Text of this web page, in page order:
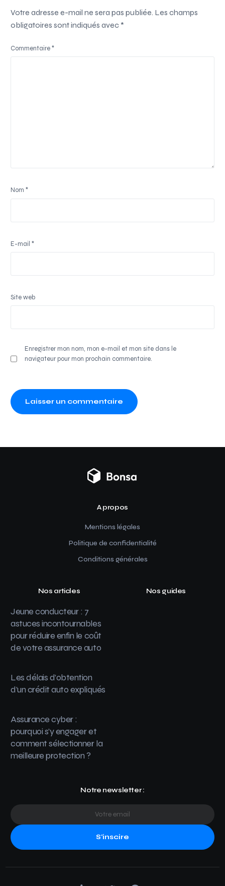
Votre adresse e-mail ne sera pas publiée. Les champs
obligatoires sont indiqués avec *
Commentaire*
Nom*
E-mail*
Site web
Enregistrer mon nom, mon e-mail et mon site dans le
navigateur pour mon prochain commentaire.
A propos
Mentions légales
Politique de confidentialité
Conditions générales
Nos articles
Jeune conducteur : 7
astuces incontournables
pour réduire enfin le coût
de votre assurance auto
Les délais d’obtention
d’un crédit auto expliqués
Assurance cyber :
pourquoi s’y engager et
comment sélectionner la
meilleure protection ?
Nos guides
Notre newsletter :
S'inscire